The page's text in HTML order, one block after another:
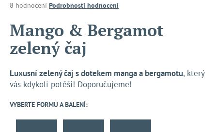
Průměrné
produktu
je
z
hvězdiček.
8 hodnocení Podrobnosti hodnocení
Mango & Bergamot
zelený čaj
Luxusní zelený čaj s dotekem manga a bergamotu, který
vás kdykoli potěší! Doporučujeme!
VYBERTE FORMU A BALENÍ:
HLEDAT
D
p